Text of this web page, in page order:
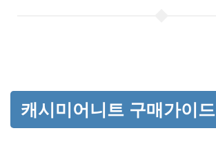
캐시미어니트 구매가이드